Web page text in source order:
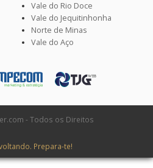
Vale do Rio Doce
Vale do Jequitinhonha
Norte de Minas
Vale do Aço
- Todos os Direitos
Prepara-te!